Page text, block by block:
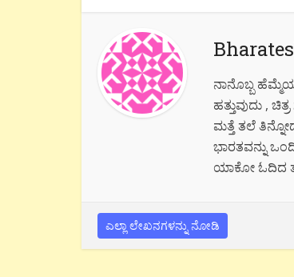
ನಾನೊಬ್ಬ
ಹತ್ತುವುದು ,
ಮತ್ತೆ ತಲೆ
ಭಾರತವನ್ನು
ಯಾಕೋ ಓದಿದ
ಎಲ್ಲಾ ಲೇಖನಗಳನ್ನು ನೋಡಿ